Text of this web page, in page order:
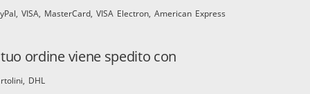
VISA MasterCard VISA Electron American Express
ordine viene spedito con
DHL